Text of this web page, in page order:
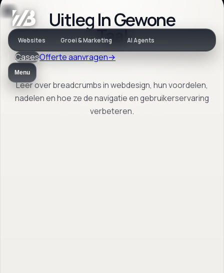
Websites Groei & Marketing AI Agents
CasesOfferte aanvragen→
Menu
Vaktaal
Wat is
Breadcrumb?
Uitleg In Gewone
Taal
Leer over breadcrumbs in webdesign, hun voordelen,
nadelen en hoe ze de navigatie en gebruikerservaring
verbeteren.